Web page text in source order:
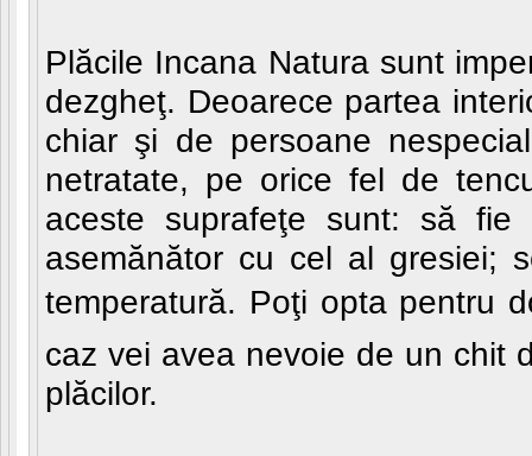
Plăcile Incana Natura sunt
dezgheţ. Deoarece partea
chiar şi de persoane
netratate, pe orice fel de
aceste suprafeţe sunt: să fie
asemănător cu cel al gresiei;
temperatură. Poţi opta pentru
caz vei avea nevoie de un chit
plăcilor.